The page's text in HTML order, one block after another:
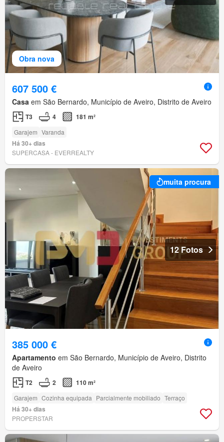
Obra nova
607 500 €
Casa em São Bernardo, Município de Aveiro, Distrito de Aveiro
T3 4 181 m²
Garajem Varanda
Há 30+ dias
SUPERCASA - EVERREALTY
muita procura
12 Fotos
385 000 €
Apartamento em São Bernardo, Município de Aveiro, Distrito
de Aveiro
T2 2 110 m²
Garajem Cozinha equipada Parcialmente mobiliado Terraço
Há 30+ dias
PROPERSTAR